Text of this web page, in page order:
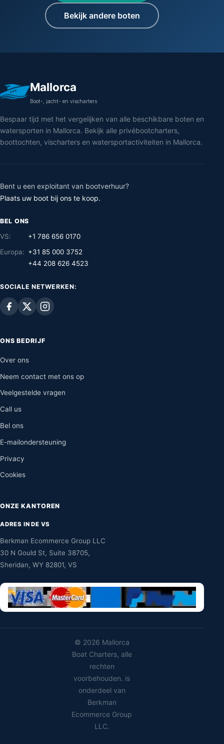
Bekijk andere boten
Mallorca
Boot-, jacht- en vischarters
Bespaar tijd met het vergelijken van alle beschikbare boten en
watersporten in Mallorca. Bekijk alle privébootcharters,
boottochten, vischarters en watersportactiviteiten in Mallorca.
Bent u een exploitant van bootverhuur?
Plaats uw boot bij ons te koop.
BEL ONS
VS:
+1 786 656 0170
Europa: +31 85 000 3752
+44 208 626 4523
SOCIALE NETWERKEN:
ONS BEDRIJF
Over ons
Neem contact met ons op
Veelgestelde vragen
Call us
Bel ons
E-mailondersteuning
Privacy
Cookies
ONZE KANTOREN
ADRES IN DE VS
Berkman Ecommerce Group LLC
30 N Gould St, Suite 38705,
Sheridan, WY 82801, VS
© 2026 Mallorca
Boat Charters, alle
rechten
voorbehouden. is
onderdeel van
Berkman
Ecommerce Group
LLC.